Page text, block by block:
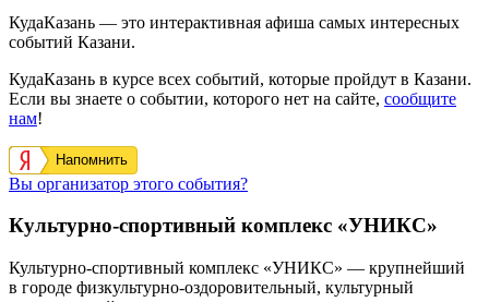
КудаКазань — это интерактивная афиша самых интересных
событий Казани.
КудаКазань в курсе всех событий, которые пройдут в Казани.
Если вы знаете о событии, которого нет на сайте, сообщите
нам!
Напомнить
Вы организатор этого события?
Культурно-спортивный комплекс «УНИКС»
Культурно-спортивный комплекс «УНИКС» — крупнейший
в городе физкультурно-оздоровительный, культурный